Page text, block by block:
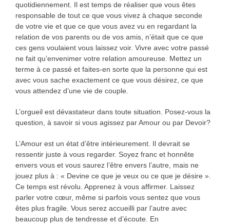
quotidiennement. Il est temps de réaliser que vous êtes
responsable de tout ce que vous vivez à chaque seconde
de votre vie et que ce que vous avez vu en regardant la
relation de vos parents ou de vos amis, n’était que ce que
ces gens voulaient vous laissez voir. Vivre avec votre passé
ne fait qu’envenimer votre relation amoureuse. Mettez un
terme à ce passé et faites-en sorte que la personne qui est
avec vous sache exactement ce que vous désirez, ce que
vous attendez d’une vie de couple.
L’orgueil est dévastateur dans toute situation. Posez-vous la
question, à savoir si vous agissez par Amour ou par Devoir?
L’Amour est un état d’être intérieurement. Il devrait se
ressentir juste à vous regarder. Soyez franc et honnête
envers vous et vous saurez l’être envers l’autre, mais ne
jouez plus à : « Devine ce que je veux ou ce que je désire ».
Ce temps est révolu. Apprenez à vous affirmer. Laissez
parler votre cœur, même si parfois vous sentez que vous
êtes plus fragile. Vous serez accueilli par l’autre avec
beaucoup plus de tendresse et d’écoute. En